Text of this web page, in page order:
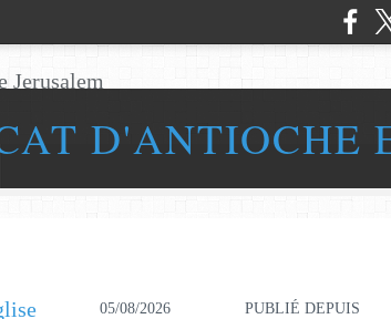
D'ANTIOCHE
05/08/2026
PUBLIÉ DEPUIS